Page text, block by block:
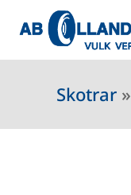
Skotrar»